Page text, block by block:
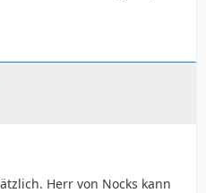
Herr von Nocks kann